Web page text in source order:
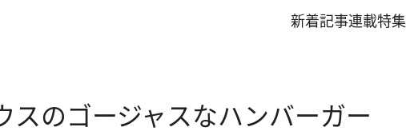
新着記事連載特集
スのゴージャスなハンバーガー